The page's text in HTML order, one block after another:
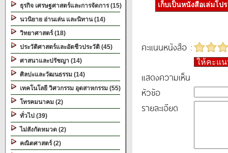
ธุรกิจ เศรษฐศาสตร์และการจัดการ (15)
นวนิยาย อ่านเล่น และนิทาน (14)
วิทยาศาสตร์ (18)
ประวัติศาสตร์และอัตชีวประวัติ (45)
ศาสนาและปรัชญา (14)
ศิลปะและวัฒนธรรม (14)
เทคโนโลยี วิศวกรรม อุตสาหกรรม (55)
โทรคมนาคม (2)
ทั่วไป (39)
ไม่สังกัดหมวด (2)
คณิตศาสตร์ (2)
เก็บเป็นหนังสือเล่มโป
คะแนนหนังสือ :
ให้คะแ
แสดงความเห็น
หัวข้อ
รายละเอียด